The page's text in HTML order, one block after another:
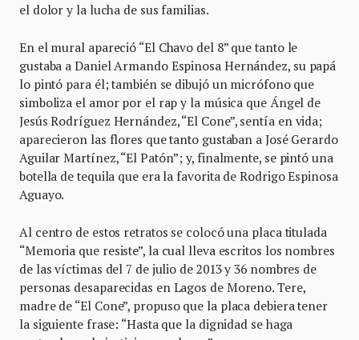
el dolor y la lucha de sus familias.
En el mural apareció “El Chavo del 8” que tanto le
gustaba a Daniel Armando Espinosa Hernández, su papá
lo pintó para él; también se dibujó un micrófono que
simboliza el amor por el rap y la música que Ángel de
Jesús Rodríguez Hernández, “El Cone”, sentía en vida;
aparecieron las flores que tanto gustaban a José Gerardo
Aguilar Martínez, “El Patón”; y, finalmente, se pintó una
botella de tequila que era la favorita de Rodrigo Espinosa
Aguayo.
Al centro de estos retratos se colocó una placa titulada
“Memoria que resiste”, la cual lleva escritos los nombres
de las víctimas del 7 de julio de 2013 y 36 nombres de
personas desaparecidas en Lagos de Moreno. Tere,
madre de “El Cone”, propuso que la placa debiera tener
la siguiente frase: “Hasta que la dignidad se haga